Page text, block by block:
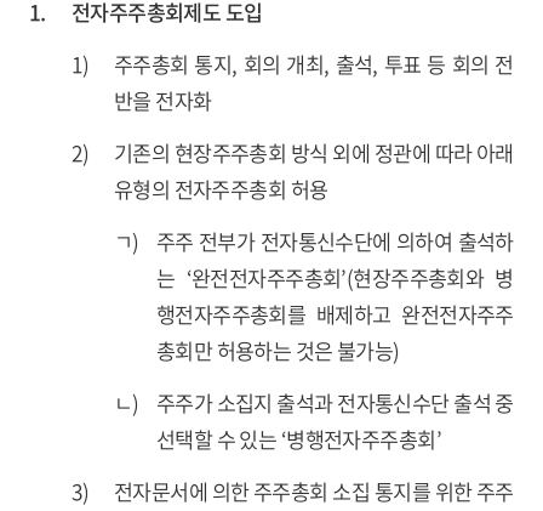
1.
전자주주총회제도 도입
1)
주주총회 통지, 회의 개최, 출석, 투표 등 회의 전
반을 전자화
2)
기존의 현장주주총회 방식 외에 정관에 따라 아래
유형의 전자주주총회 허용
ㄱ)
주주 전부가 전자통신수단에 의하여 출석하
는 ‘완전전자주주총회’(현장주주총회와 병
행전자주주총회를 배제하고 완전전자주주
총회만 허용하는 것은 불가능)
ㄴ)
주주가 소집지 출석과 전자통신수단 출석 중
선택할 수 있는 ‘병행전자주주총회’
3)
전자문서에 의한 주주총회 소집 통지를 위한 주주